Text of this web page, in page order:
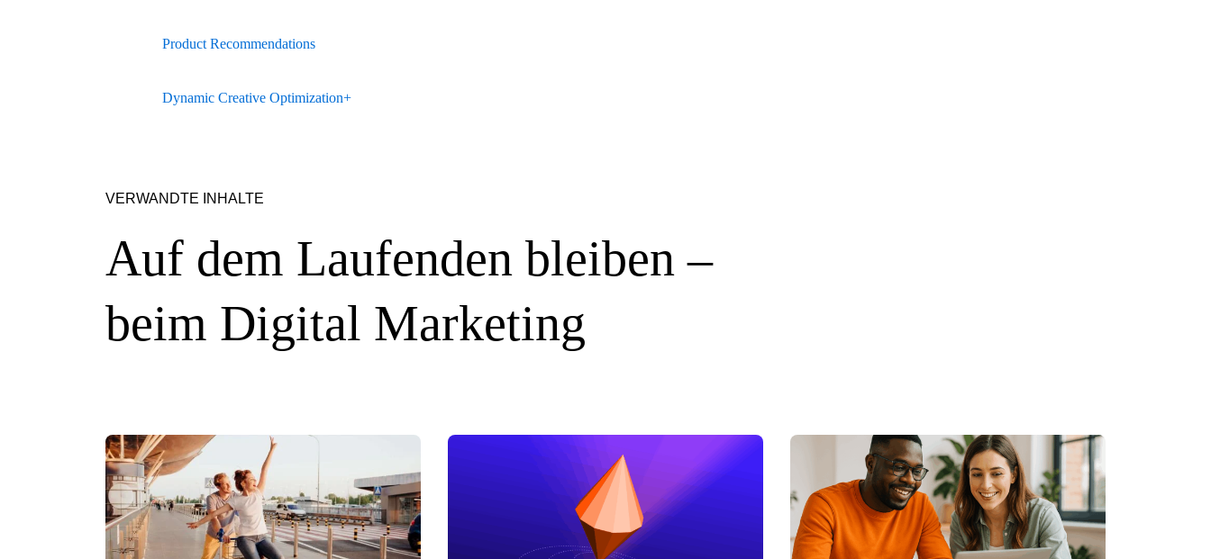
Product Recommendations
Dynamic Creative Optimization+
VERWANDTE INHALTE
Auf dem Laufenden bleiben –
beim Digital Marketing